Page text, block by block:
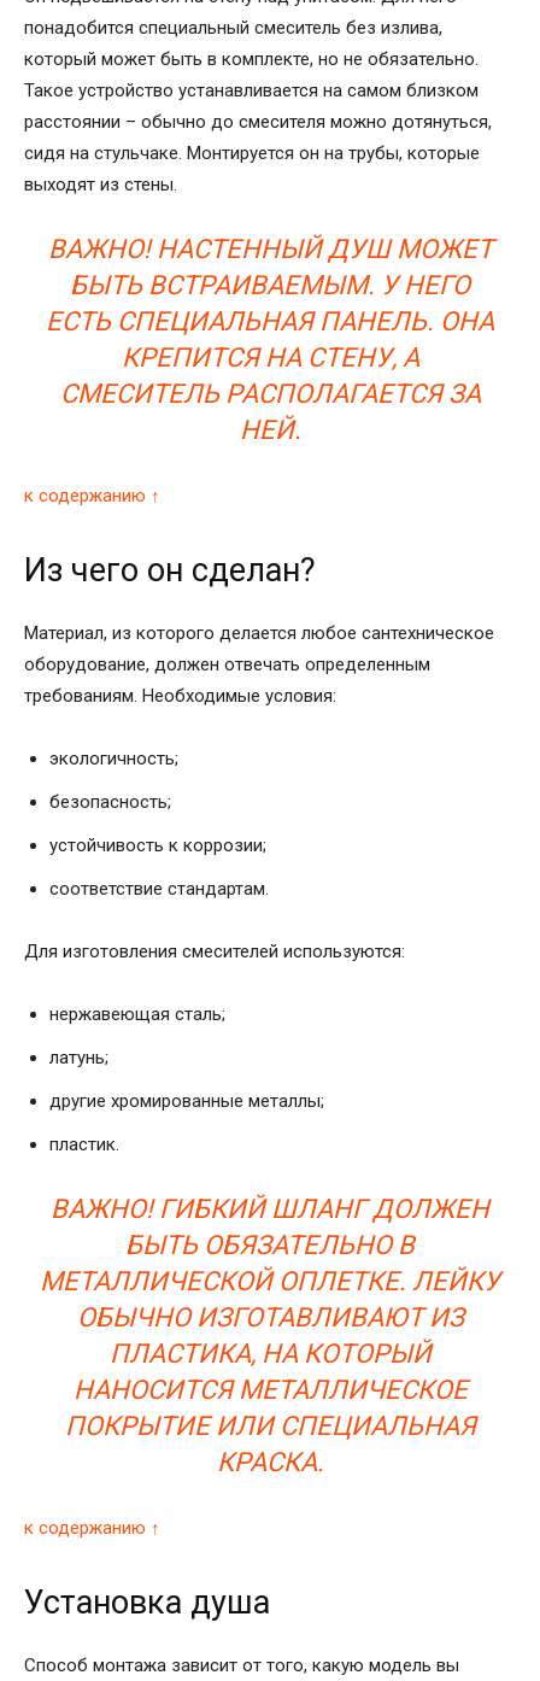
понадобится специальный смеситель без излива,
который может быть в комплекте, но не обязательно.
Такое устройство устанавливается на самом близком
расстоянии – обычно до смесителя можно дотянуться,
сидя на стульчаке. Монтируется он на трубы, которые
выходят из стены.
ВАЖНО! НАСТЕННЫЙ ДУШ МОЖЕТ
БЫТЬ ВСТРАИВАЕМЫМ. У НЕГО
ЕСТЬ СПЕЦИАЛЬНАЯ ПАНЕЛЬ. ОНА
КРЕПИТСЯ НА СТЕНУ, А
СМЕСИТЕЛЬ РАСПОЛАГАЕТСЯ ЗА
НЕЙ.
к содержанию ↑
Из чего он сделан?
Материал, из которого делается любое сантехническое
оборудование, должен отвечать определенным
требованиям. Необходимые условия:
экологичность;
безопасность;
устойчивость к коррозии;
соответствие стандартам.
Для изготовления смесителей используются:
нержавеющая сталь;
латунь;
другие хромированные металлы;
пластик.
ВАЖНО! ГИБКИЙ ШЛАНГ ДОЛЖЕН
БЫТЬ ОБЯЗАТЕЛЬНО В
МЕТАЛЛИЧЕСКОЙ ОПЛЕТКЕ. ЛЕЙКУ
ОБЫЧНО ИЗГОТАВЛИВАЮТ ИЗ
ПЛАСТИКА, НА КОТОРЫЙ
НАНОСИТСЯ МЕТАЛЛИЧЕСКОЕ
ПОКРЫТИЕ ИЛИ СПЕЦИАЛЬНАЯ
КРАСКА.
к содержанию ↑
Установка душа
Способ монтажа зависит от того, какую модель вы